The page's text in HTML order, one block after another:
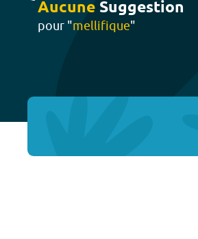
Aucune Suggestion
pour "mellifique"